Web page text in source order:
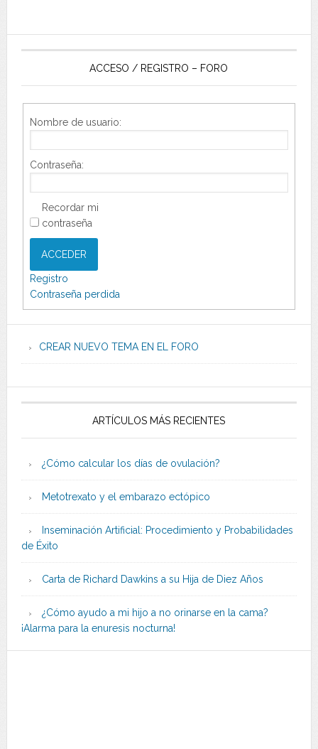
ACCESO / REGISTRO – FORO
Nombre de usuario:
Contraseña:
Recordar mi
contraseña
ACCEDER
Registro
Contraseña perdida
CREAR NUEVO TEMA EN EL FORO
ARTÍCULOS MÁS RECIENTES
¿Cómo calcular los días de ovulación?
Metotrexato y el embarazo ectópico
Inseminación Artificial: Procedimiento y Probabilidades
de Éxito
Carta de Richard Dawkins a su Hija de Diez Años
¿Cómo ayudo a mi hijo a no orinarse en la cama?
¡Alarma para la enuresis nocturna!